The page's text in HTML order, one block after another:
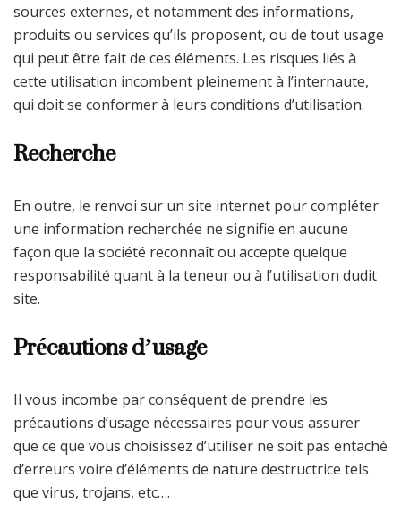
sources externes, et notamment des informations,
produits ou services qu’ils proposent, ou de tout usage
qui peut être fait de ces éléments. Les risques liés à
cette utilisation incombent pleinement à l’internaute,
qui doit se conformer à leurs conditions d’utilisation.
Recherche
En outre, le renvoi sur un site internet pour compléter
une information recherchée ne signifie en aucune
façon que la société reconnaît ou accepte quelque
responsabilité quant à la teneur ou à l’utilisation dudit
site.
Précautions d’usage
Il vous incombe par conséquent de prendre les
précautions d’usage nécessaires pour vous assurer
que ce que vous choisissez d’utiliser ne soit pas entaché
d’erreurs voire d’éléments de nature destructrice tels
que virus, trojans, etc….